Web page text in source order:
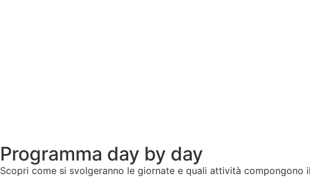
Programma day by day
Scopri come si svolgeranno le giornate e quali attività compongono